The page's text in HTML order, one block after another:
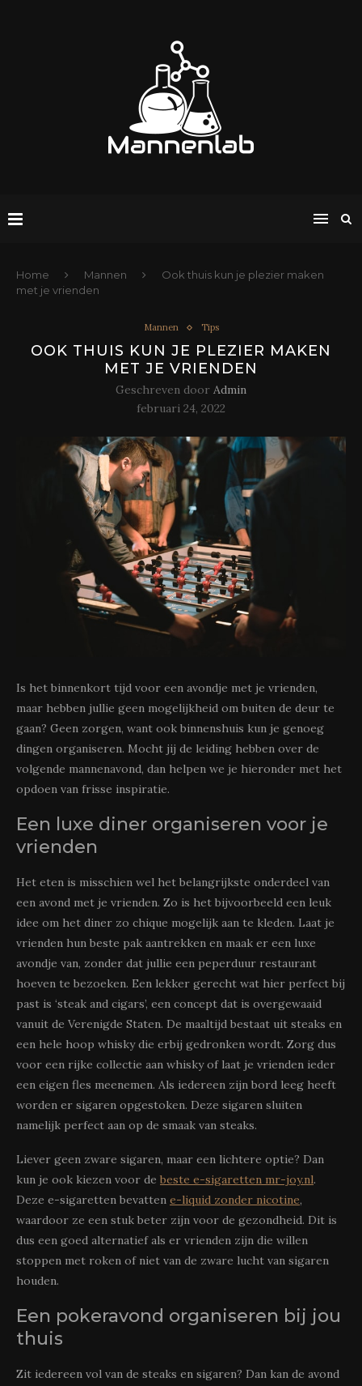
Home Mannen
Ook thuis kun je plezier maken
met je vrienden
Mannen Tips
OOK THUIS KUN JE PLEZIER MAKEN
MET JE VRIENDEN
Geschreven door Admin
februari 24, 2022
Is het binnenkort tijd voor een avondje met je vrienden,
maar hebben jullie geen mogelijkheid om buiten de deur te
gaan? Geen zorgen, want ook binnenshuis kun je genoeg
dingen organiseren. Mocht jij de leiding hebben over de
volgende mannenavond, dan helpen we je hieronder met het
opdoen van frisse inspiratie.
Een luxe diner organiseren voor je
vrienden
Het eten is misschien wel het belangrijkste onderdeel van
een avond met je vrienden. Zo is het bijvoorbeeld een leuk
idee om het diner zo chique mogelijk aan te kleden. Laat je
vrienden hun beste pak aantrekken en maak er een luxe
avondje van, zonder dat jullie een peperduur restaurant
hoeven te bezoeken. Een lekker gerecht wat hier perfect bij
past is ‘steak and cigars’, een concept dat is overgewaaid
vanuit de Verenigde Staten. De maaltijd bestaat uit steaks en
een hele hoop whisky die erbij gedronken wordt. Zorg dus
voor een rijke collectie aan whisky of laat je vrienden ieder
een eigen fles meenemen. Als iedereen zijn bord leeg heeft
worden er sigaren opgestoken. Deze sigaren sluiten
namelijk perfect aan op de smaak van steaks.
Liever geen zware sigaren, maar een lichtere optie? Dan
kun je ook kiezen voor de beste e-sigaretten mr-joy.nl.
Deze e-sigaretten bevatten e-liquid zonder nicotine,
waardoor ze een stuk beter zijn voor de gezondheid. Dit is
dus een goed alternatief als er vrienden zijn die willen
stoppen met roken of niet van de zware lucht van sigaren
houden.
Een pokeravond organiseren bij jou
thuis
Zit iedereen vol van de steaks en sigaren? Dan kan de avond